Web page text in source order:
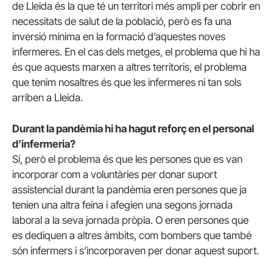
de Lleida és la que té un territori més ampli per cobrir en
necessitats de salut de la població, però es fa una
inversió mínima en la formació d’aquestes noves
infermeres. En el cas dels metges, el problema que hi ha
és que aquests marxen a altres territoris, el problema
que tenim nosaltres és que les infermeres ni tan sols
arriben a Lleida.
Durant la pandèmia hi ha hagut reforç en el personal
d’infermeria?
Sí, però el problema és que les persones que es van
incorporar com a voluntàries per donar suport
assistencial durant la pandèmia eren persones que ja
tenien una altra feina i afegien una segons jornada
laboral a la seva jornada pròpia. O eren persones que
es dediquen a altres àmbits, com bombers que també
són infermers i s’incorporaven per donar aquest suport.